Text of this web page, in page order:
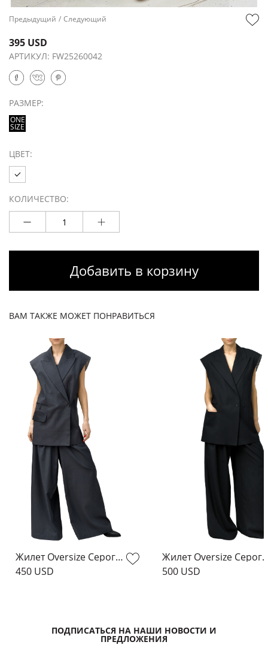
Предыдущий / Следующий
395 USD
АРТИКУЛ: FW25260042
РАЗМЕР:
ONE
SIZE
ЦВЕТ:
КОЛИЧЕСТВО:
Добавить в корзину
ВАМ ТАКЖЕ МОЖЕТ ПОНРАВИТЬСЯ
Жилет Oversize Серого Цвета
450 USD
Жилет
500 USD
ПОДПИСАТЬСЯ НА НАШИ НОВОСТИ И
ПРЕДЛОЖЕНИЯ